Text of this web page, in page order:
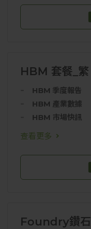
HBM 套餐_繁
HBM 季度報告
HBM 產業數據
HBM 市場快訊
查看更多
Foundry鑽石